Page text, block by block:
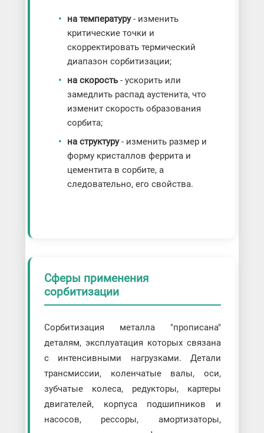
на температуру- изменить
критические точки и
скорректировать термический
диапазон сорбитизации;
на скорость- ускорить или
замедлить распад аустенита, что
изменит скорость образования
сорбита;
на структуру- изменить размер и
форму кристаллов феррита и
цементита в сорбите, а
следовательно, его свойства.
Сферы применения
сорбитизации
Сорбитизация металла "прописана"
деталям, эксплуатация которых связана
с интенсивными нагрузками. Детали
трансмиссии, коленчатые валы, оси,
зубчатые колеса, редукторы, картеры
двигателей, корпуса подшипников и
насосов, рессоры, амортизаторы,